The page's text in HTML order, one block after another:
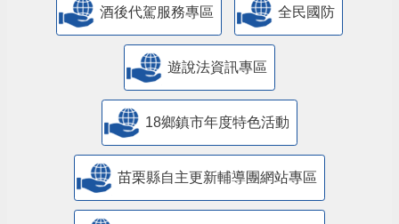
酒後代駕服務專區 全民國防
遊說法資訊專區
18鄉鎮市年度特色活動
苗栗縣自主更新輔導團網站專區